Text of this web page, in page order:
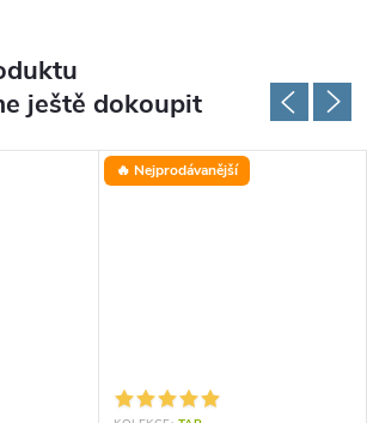
ještě dokoupit
🔥 Nejprodávanější